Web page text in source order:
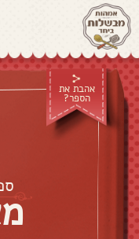
אהבת את
הספר?